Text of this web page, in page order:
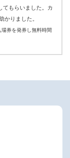
てもらいました。カ
かりました。
券を発券し無料時間